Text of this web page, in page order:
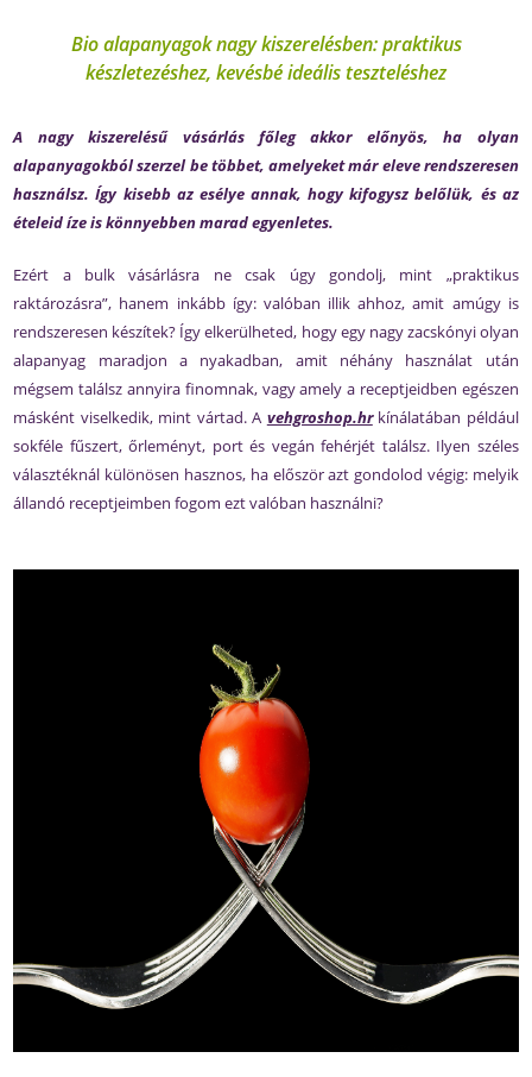
Bio alapanyagok nagy kiszerelésben: praktikus
készletezéshez, kevésbé ideális teszteléshez
A nagy kiszerelésű vásárlás főleg akkor előnyös, ha olyan
alapanyagokból szerzel be többet, amelyeket már eleve rendszeresen
használsz. Így kisebb az esélye annak, hogy kifogysz belőlük, és az
ételeid íze is könnyebben marad egyenletes.
Ezért a bulk vásárlásra ne csak úgy gondolj, mint „praktikus
raktározásra”, hanem inkább így: valóban illik ahhoz, amit amúgy is
rendszeresen készítek? Így elkerülheted, hogy egy nagy zacskónyi olyan
alapanyag maradjon a nyakadban, amit néhány használat után
mégsem találsz annyira finomnak, vagy amely a receptjeidben egészen
másként viselkedik, mint vártad. A vehgroshop.hrkínálatában például
sokféle fűszert, őrleményt, port és vegán fehérjét találsz. Ilyen széles
választéknál különösen hasznos, ha először azt gondolod végig: melyik
állandó receptjeimben fogom ezt valóban használni?